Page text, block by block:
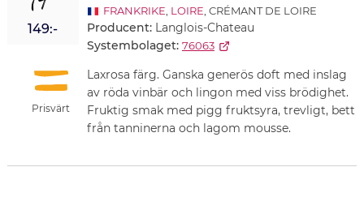
149:-
Prisvärt
FRANKRIKE LOIRE , CRÉMANT DE LOIRE
Producent: Langlois-Chateau
Systembolaget: 76063
Laxrosa färg. Ganska generös doft med inslag
av röda vinbär och lingon med viss brödighet.
Fruktig smak med pigg fruktsyra, trevligt, bett
från tanninerna och lagom mousse.